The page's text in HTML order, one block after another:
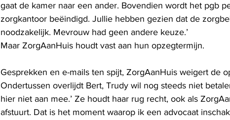
gaat de kamer naar een ander. Bovendien wordt het pgb
zorgkantoor beëindigd. Jullie hebben gezien dat de
noodzakelijk. Mevrouw had geen andere keuze.’
Maar ZorgAanHuis houdt vast aan hun opzegtermijn.
Gesprekken en e-mails ten spijt, ZorgAanHuis weigert de
Ondertussen overlijdt Bert, Trudy wil nog steeds niet
hier niet aan mee.’ Ze houdt haar rug recht, ook als
afstuurt. Dat is het moment waarop ik een advocaat